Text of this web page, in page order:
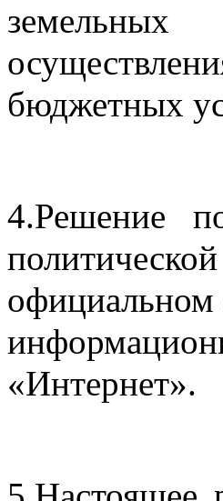
бюджетных
4.Решение
официальном
«Интернет».